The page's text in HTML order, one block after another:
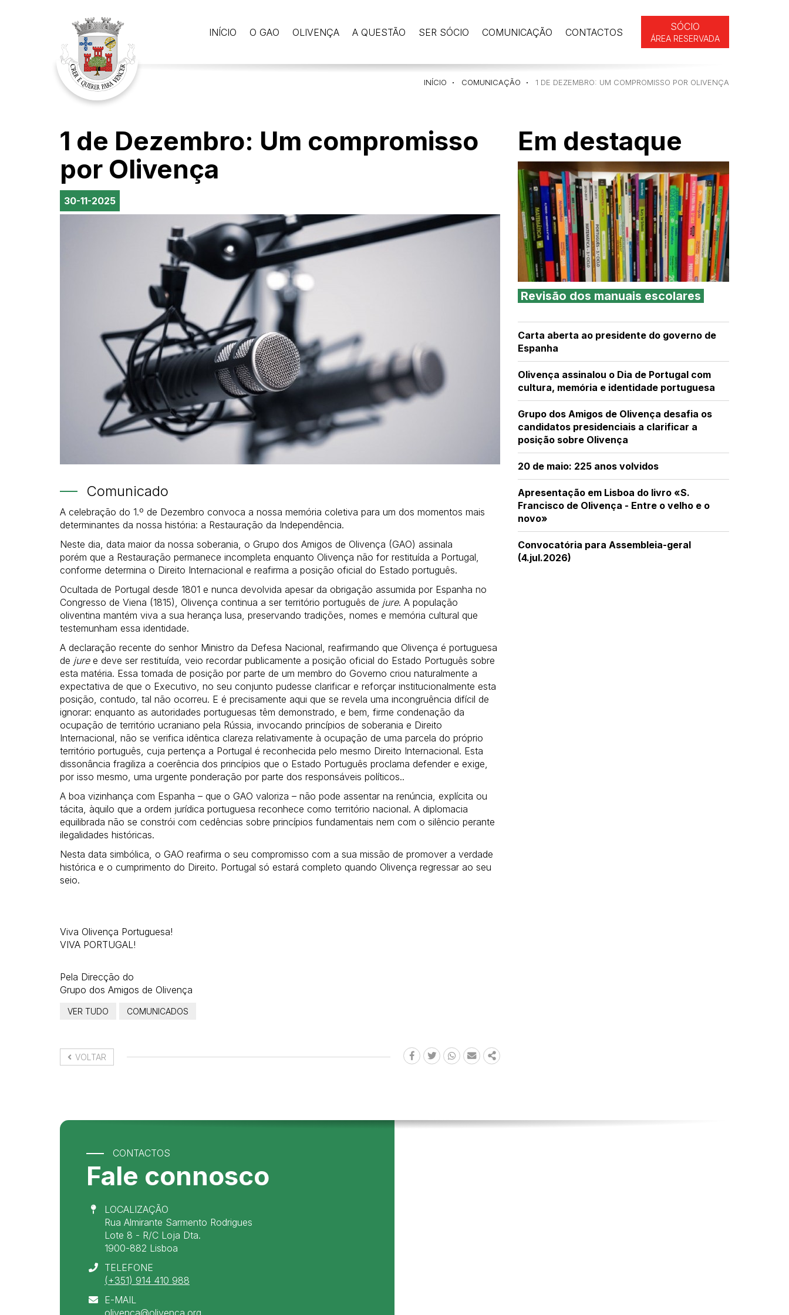
INÍCIO O GAO OLIVENÇA A QUESTÃO SER SÓCIO COMUNICAÇÃO CONTACTOS SÓCIO
ÁREA RESERVADA
INÍCIO COMUNICAÇÃO 1 DE DEZEMBRO: UM COMPROMISSO POR OLIVENÇA
1 de Dezembro: Um compromisso
por Olivença
30-11-2025
Comunicado
A celebração do 1.º de Dezembro convoca a nossa memória coletiva para um dos momentos mais
determinantes da nossa história: a Restauração da Independência.
Neste dia, data maior da nossa soberania, o Grupo dos Amigos de Olivença (GAO) assinala
porém que a Restauração permanece incompleta enquanto Olivença não for restituída a Portugal,
conforme determina o Direito Internacional e reafirma a posição oficial do Estado português.
Ocultada de Portugal desde 1801 e nunca devolvida apesar da obrigação assumida por Espanha no
Congresso de Viena (1815), Olivença continua a ser território português de jure. A população
oliventina mantém viva a sua herança lusa, preservando tradições, nomes e memória cultural que
testemunham essa identidade.
A declaração recente do senhor Ministro da Defesa Nacional, reafirmando que Olivença é portuguesa
de juree deve ser restituída, veio recordar publicamente a posição oficial do Estado Português sobre
esta matéria. Essa tomada de posição por parte de um membro do Governo criou naturalmente a
expectativa de que o Executivo, no seu conjunto pudesse clarificar e reforçar institucionalmente esta
posição, contudo, tal não ocorreu. E é precisamente aqui que se revela uma incongruência difícil de
ignorar: enquanto as autoridades portuguesas têm demonstrado, e bem, firme condenação da
ocupação de território ucraniano pela Rússia, invocando princípios de soberania e Direito
Internacional, não se verifica idêntica clareza relativamente à ocupação de uma parcela do próprio
território português, cuja pertença a Portugal é reconhecida pelo mesmo Direito Internacional. Esta
dissonância fragiliza a coerência dos princípios que o Estado Português proclama defender e exige,
por isso mesmo, uma urgente ponderação por parte dos responsáveis políticos..
A boa vizinhança com Espanha – que o GAO valoriza – não pode assentar na renúncia, explícita ou
tácita, àquilo que a ordem jurídica portuguesa reconhece como território nacional. A diplomacia
equilibrada não se constrói com cedências sobre princípios fundamentais nem com o silêncio perante
ilegalidades históricas.
Nesta data simbólica, o GAO reafirma o seu compromisso com a sua missão de promover a verdade
histórica e o cumprimento do Direito. Portugal só estará completo quando Olivença regressar ao seu
seio.
Viva Olivença Portuguesa!
VIVA PORTUGAL!
Pela Direcção do
Grupo dos Amigos de Olivença
VER TUDO COMUNICADOS
VOLTAR FACEBOOK
TWITTERWHATSAPP
EMAILSHARE
Em destaque
Revisão dos manuais escolares
Carta aberta ao presidente do governo de
Espanha
Olivença assinalou o Dia de Portugal com
cultura, memória e identidade portuguesa
Grupo dos Amigos de Olivença desafia os
candidatos presidenciais a clarificar a
posição sobre Olivença
20 de maio: 225 anos volvidos
Apresentação em Lisboa do livro «S.
Francisco de Olivença - Entre o velho e o
novo»
Convocatória para Assembleia-geral
(4.jul.2026)
CONTACTOS
Fale connosco
LOCALIZAÇÃO
Rua Almirante Sarmento Rodrigues
Lote 8 - R/C Loja Dta.
1900-882 Lisboa
TELEFONE
(+351) 914 410 988
E-MAIL